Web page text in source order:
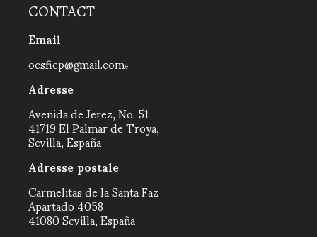
CONTACT
Email
ocsficp@gmail.com
Adresse
Avenida de Jerez, No. 51
41719 El Palmar de Troya,
Sevilla, España
Adresse postale
Carmelitas de la Santa Faz
Apartado 4058
41080 Sevilla, España